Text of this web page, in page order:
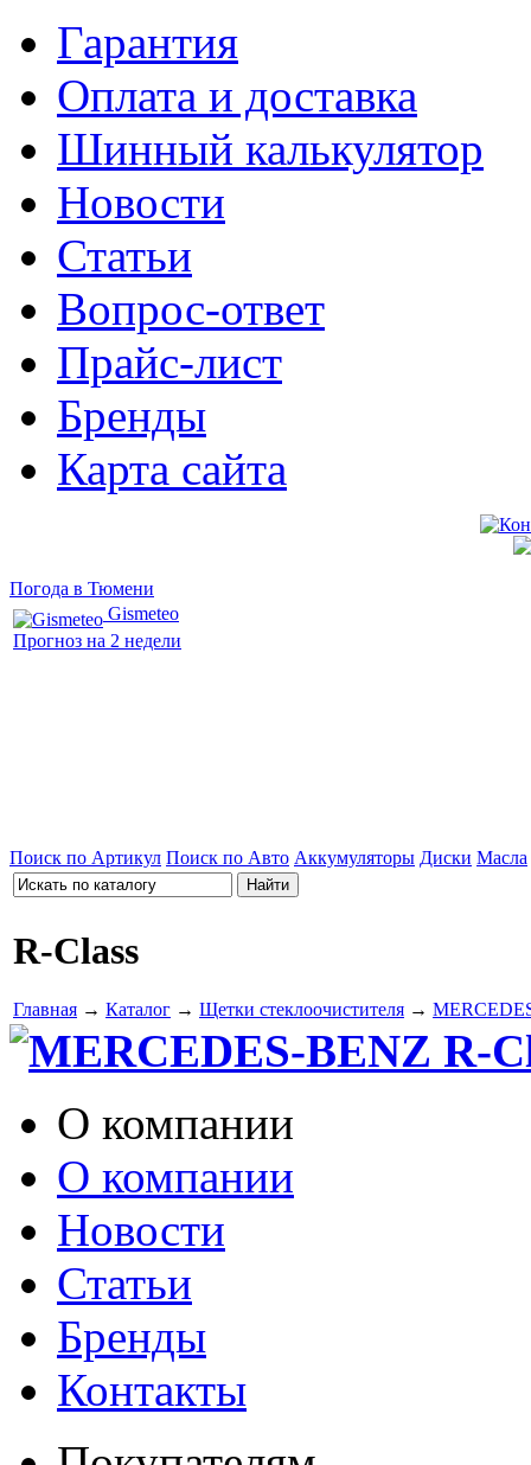
Гарантия
Оплата и доставка
Шинный калькулятор
Новости
Статьи
Вопрос-ответ
Прайс-лист
Бренды
Карта сайта
Погода в Тюмени
Gismeteo
Прогноз на 2 недели
Поиск по Артикул Поиск по Авто Аккумуляторы Диски Масла
R-Class
Главная → Каталог → Щетки стеклоочистителя →
MERCEDES-BENZ R-
О компании
О компании
Новости
Статьи
Бренды
Контакты